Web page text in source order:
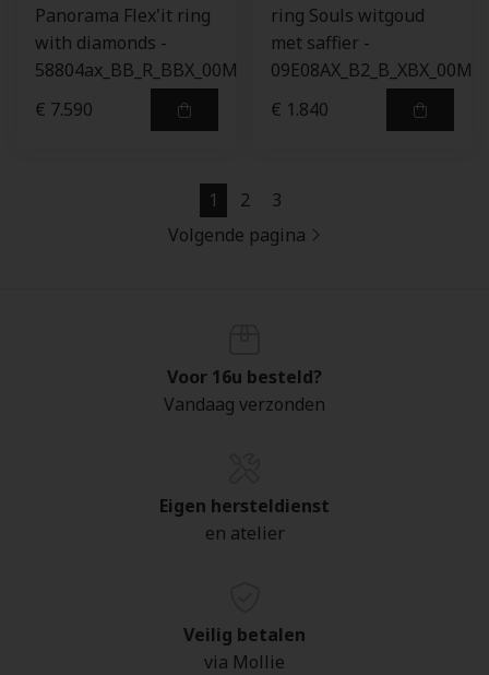
Panorama Flex'it ring
with diamonds -
58804ax_BB_R_BBX_00M
€ 7.590
ring Souls witgoud
met saffier -
09E08AX_B2_B_XBX_00M
€ 1.840
1 2
3
Volgende pagina
Voor 16u besteld?
Vandaag verzonden
Eigen hersteldienst
en atelier
Veilig betalen
via Mollie